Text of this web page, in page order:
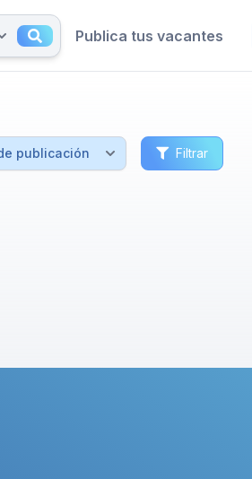
Publica tus vacantes
Filtrar